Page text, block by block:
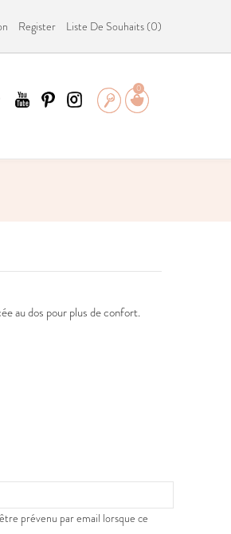
Register Liste De Souhaits (0)
0
au dos pour plus de confort.
prévenu par email lorsque ce